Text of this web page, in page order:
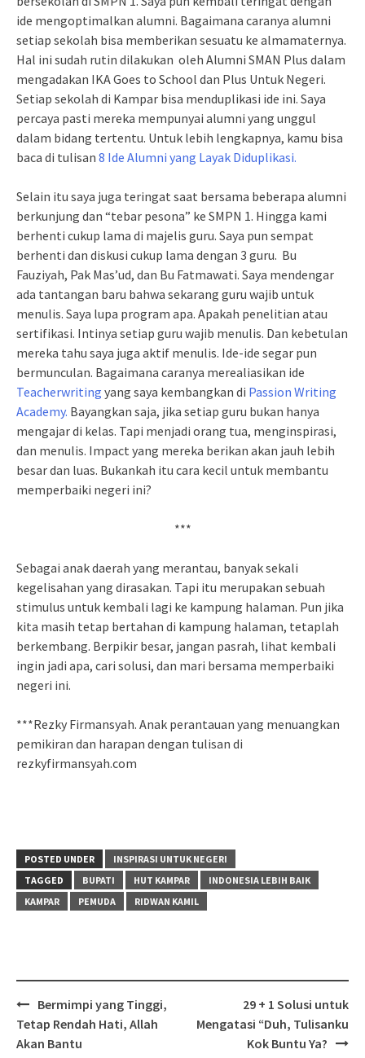
ide mengoptimalkan alumni. Bagaimana caranya alumni
setiap sekolah bisa memberikan sesuatu ke almamaternya.
Hal ini sudah rutin dilakukan oleh Alumni SMAN Plus dalam
mengadakan IKA Goes to School dan Plus Untuk Negeri.
Setiap sekolah di Kampar bisa menduplikasi ide ini. Saya
percaya pasti mereka mempunyai alumni yang unggul
dalam bidang tertentu. Untuk lebih lengkapnya, kamu bisa
baca di tulisan 8 Ide Alumni yang Layak Diduplikasi.
Selain itu saya juga teringat saat bersama beberapa alumni
berkunjung dan “tebar pesona” ke SMPN 1. Hingga kami
berhenti cukup lama di majelis guru. Saya pun sempat
berhenti dan diskusi cukup lama dengan 3 guru. Bu
Fauziyah, Pak Mas’ud, dan Bu Fatmawati. Saya mendengar
ada tantangan baru bahwa sekarang guru wajib untuk
menulis. Saya lupa program apa. Apakah penelitian atau
sertifikasi. Intinya setiap guru wajib menulis. Dan kebetulan
mereka tahu saya juga aktif menulis. Ide-ide segar pun
bermunculan. Bagaimana caranya merealiasikan ide
Teacherwriting yang saya kembangkan di Passion Writing
Academy. Bayangkan saja, jika setiap guru bukan hanya
mengajar di kelas. Tapi menjadi orang tua, menginspirasi,
dan menulis. Impact yang mereka berikan akan jauh lebih
besar dan luas. Bukankah itu cara kecil untuk membantu
memperbaiki negeri ini?
***
Sebagai anak daerah yang merantau, banyak sekali
kegelisahan yang dirasakan. Tapi itu merupakan sebuah
stimulus untuk kembali lagi ke kampung halaman. Pun jika
kita masih tetap bertahan di kampung halaman, tetaplah
berkembang. Berpikir besar, jangan pasrah, lihat kembali
ingin jadi apa, cari solusi, dan mari bersama memperbaiki
negeri ini.
***Rezky Firmansyah. Anak perantauan yang menuangkan
pemikiran dan harapan dengan tulisan di
rezkyfirmansyah.com
POSTED UNDER
INSPIRASI UNTUK NEGERI
TAGGED
BUPATI HUT KAMPAR
INDONESIA LEBIH BAIK
KAMPAR
PEMUDA RIDWAN KAMIL
Post
navigation
Bermimpi yang Tinggi,
Tetap Rendah Hati, Allah
Akan Bantu
29 + 1 Solusi untuk
Mengatasi “Duh, Tulisanku
Kok Buntu Ya?